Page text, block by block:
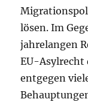
lösen. Im
jahrelangen
EU-Asylrecht
entgegen